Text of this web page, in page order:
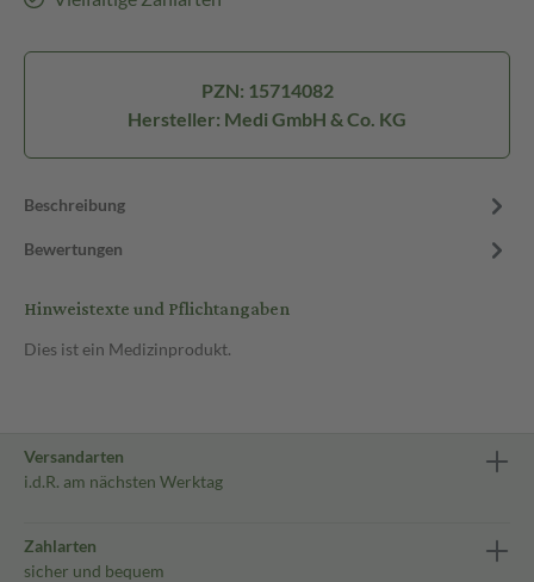
PZN: 15714082
Hersteller: Medi GmbH & Co. KG
Beschreibung
Bewertungen
Hinweistexte und Pflichtangaben
Dies ist ein Medizinprodukt.
Versandarten
i.d.R. am nächsten Werktag
Zahlarten
sicher und bequem